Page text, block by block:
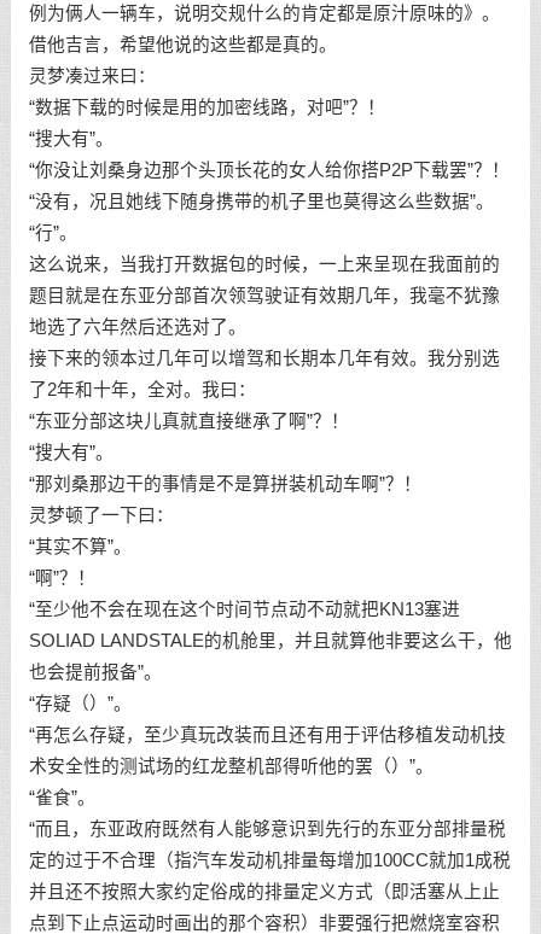
例为俩人一辆车，说明交规什么的肯定都是原汁原味的》。
借他吉言，希望他说的这些都是真的。
灵梦凑过来曰：
“数据下载的时候是用的加密线路，对吧”？！
“搜大有”。
“你没让刘桑身边那个头顶长花的女人给你搭P2P下载罢”？！
“没有，况且她线下随身携带的机子里也莫得这么些数据”。
“行”。
这么说来，当我打开数据包的时候，一上来呈现在我面前的
题目就是在东亚分部首次领驾驶证有效期几年，我毫不犹豫
地选了六年然后还选对了。
接下来的领本过几年可以增驾和长期本几年有效。我分别选
了2年和十年，全对。我曰：
“东亚分部这块儿真就直接继承了啊”？！
“搜大有”。
“那刘桑那边干的事情是不是算拼装机动车啊”？！
灵梦顿了一下曰：
“其实不算”。
“啊”？！
“至少他不会在现在这个时间节点动不动就把KN13塞进
SOLIAD LANDSTALE的机舱里，并且就算他非要这么干，他
也会提前报备”。
“存疑（）”。
“再怎么存疑，至少真玩改装而且还有用于评估移植发动机技
术安全性的测试场的红龙整机部得听他的罢（）”。
“雀食”。
“而且，东亚政府既然有人能够意识到先行的东亚分部排量税
定的过于不合理（指汽车发动机排量每增加100CC就加1成税
并且还不按照大家约定俗成的排量定义方式（即活塞从上止
点到下止点运动时画出的那个容积）非要强行把燃烧室容积